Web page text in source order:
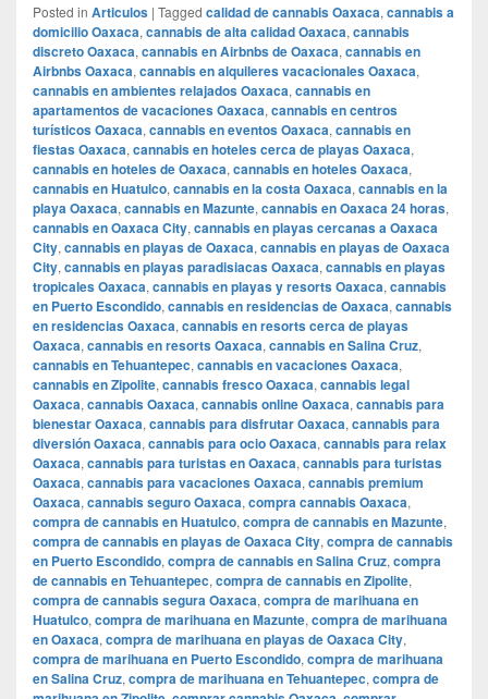
Posted in Articulos | Tagged calidad de cannabis Oaxaca, cannabis a
domicilio Oaxaca, cannabis de alta calidad Oaxaca, cannabis
discreto Oaxaca, cannabis en Airbnbs de Oaxaca, cannabis en
Airbnbs Oaxaca, cannabis en alquileres vacacionales Oaxaca,
cannabis en ambientes relajados Oaxaca, cannabis en
apartamentos de vacaciones Oaxaca, cannabis en centros
turísticos Oaxaca, cannabis en eventos Oaxaca, cannabis en
fiestas Oaxaca, cannabis en hoteles cerca de playas Oaxaca,
cannabis en hoteles de Oaxaca, cannabis en hoteles Oaxaca,
cannabis en Huatulco, cannabis en la costa Oaxaca, cannabis en la
playa Oaxaca, cannabis en Mazunte, cannabis en Oaxaca 24 horas,
cannabis en Oaxaca City, cannabis en playas cercanas a Oaxaca
City, cannabis en playas de Oaxaca, cannabis en playas de Oaxaca
City, cannabis en playas paradisiacas Oaxaca, cannabis en playas
tropicales Oaxaca, cannabis en playas y resorts Oaxaca, cannabis
en Puerto Escondido, cannabis en residencias de Oaxaca, cannabis
en residencias Oaxaca, cannabis en resorts cerca de playas
Oaxaca, cannabis en resorts Oaxaca, cannabis en Salina Cruz,
cannabis en Tehuantepec, cannabis en vacaciones Oaxaca,
cannabis en Zipolite, cannabis fresco Oaxaca, cannabis legal
Oaxaca, cannabis Oaxaca, cannabis online Oaxaca, cannabis para
bienestar Oaxaca, cannabis para disfrutar Oaxaca, cannabis para
diversión Oaxaca, cannabis para ocio Oaxaca, cannabis para relax
Oaxaca, cannabis para turistas en Oaxaca, cannabis para turistas
Oaxaca, cannabis para vacaciones Oaxaca, cannabis premium
Oaxaca, cannabis seguro Oaxaca, compra cannabis Oaxaca,
compra de cannabis en Huatulco, compra de cannabis en Mazunte,
compra de cannabis en playas de Oaxaca City, compra de cannabis
en Puerto Escondido, compra de cannabis en Salina Cruz, compra
de cannabis en Tehuantepec, compra de cannabis en Zipolite,
compra de cannabis segura Oaxaca, compra de marihuana en
Huatulco, compra de marihuana en Mazunte, compra de marihuana
en Oaxaca, compra de marihuana en playas de Oaxaca City,
compra de marihuana en Puerto Escondido, compra de marihuana
en Salina Cruz, compra de marihuana en Tehuantepec, compra de